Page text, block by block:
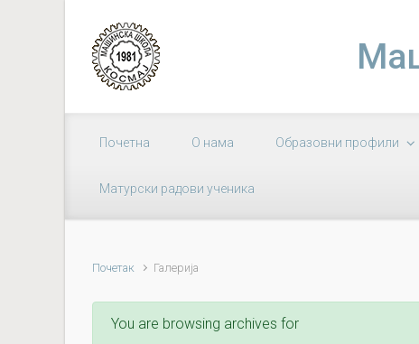
Почетна О нама Образовни профили
Матурски радови ученика
Почетак Галерија
You are browsing archives for